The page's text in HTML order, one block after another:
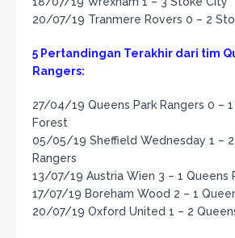
20/07/19 Tranmere Rovers 0 – 2
5 Pertandingan Terakhir dari tim
Rangers:
27/04/19 Queens Park Rangers 0 –
Forest
05/05/19 Sheffield Wednesday 1 – 2
Rangers
13/07/19 Austria Wien 3 – 1 Queens
17/07/19 Boreham Wood 2 – 1
20/07/19 Oxford United 1 – 2